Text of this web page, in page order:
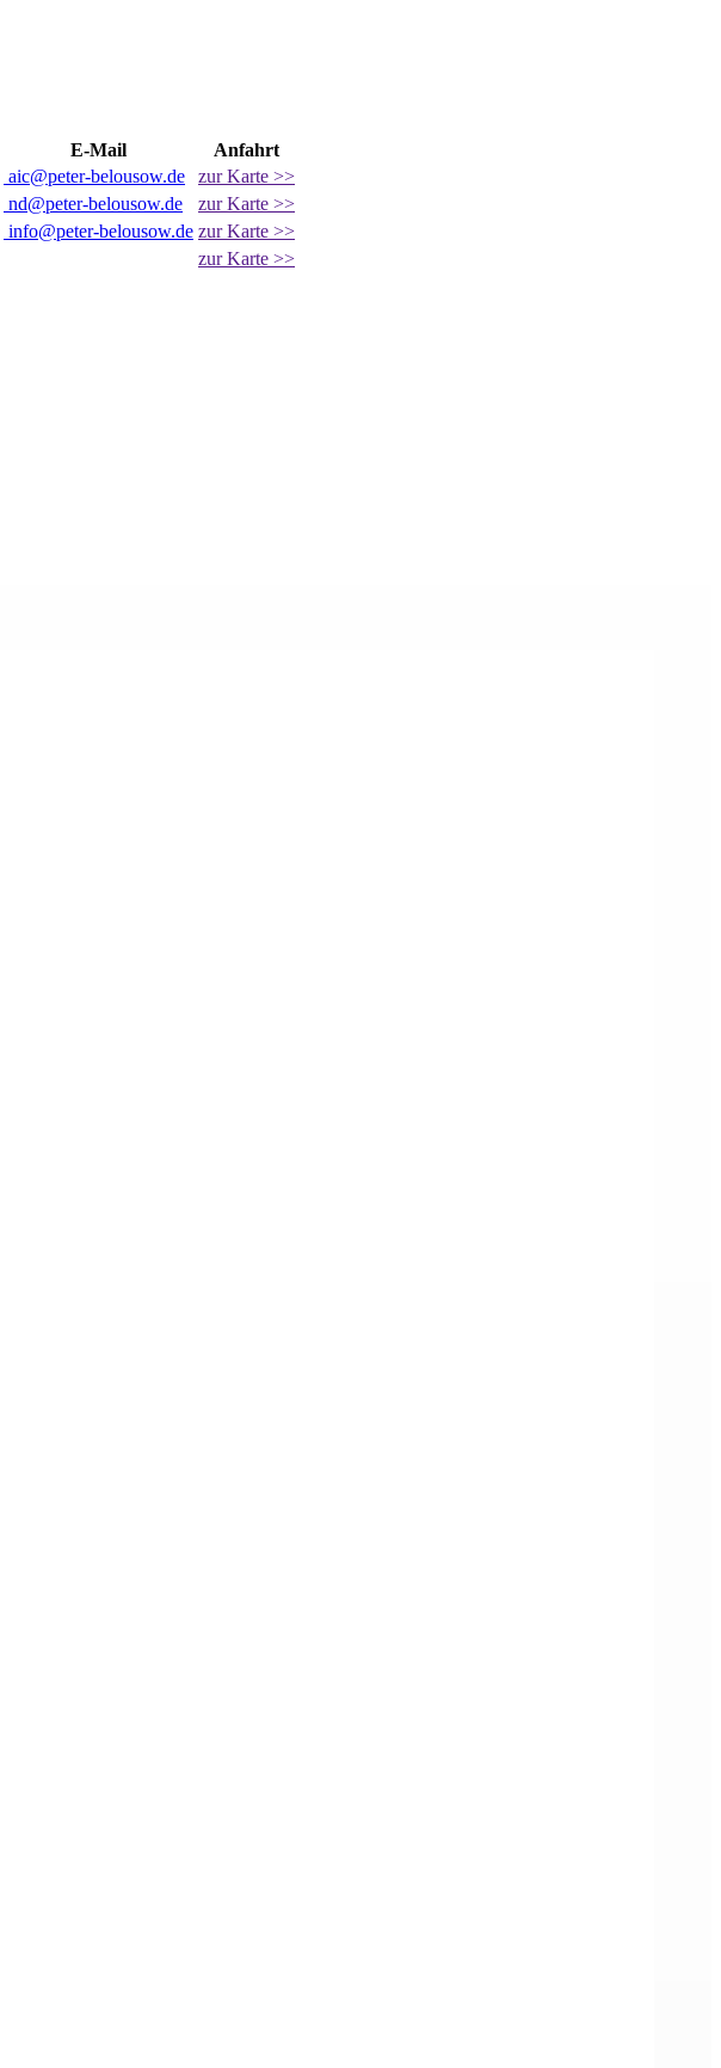
E-Mail
Anfahrt
aic@peter-belousow.de
zur Karte >>
nd@peter-belousow.de
zur Karte >>
info@peter-belousow.de zur Karte >>
zur Karte >>